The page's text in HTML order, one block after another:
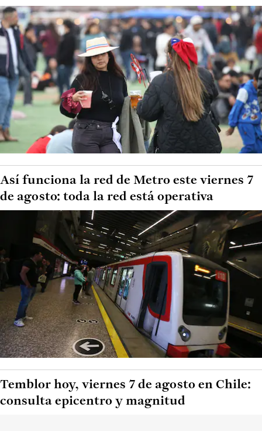
Así funciona la red de Metro este viernes 7
de agosto: toda la red está operativa
Temblor hoy, viernes 7 de agosto en Chile:
consulta epicentro y magnitud